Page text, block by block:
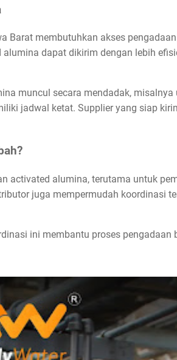
membutuhkan akses
dapat dikirim dengan lebih
muncul secara mendadak,
jadwal ketat. Supplier yang siap
activated alumina, terutama untuk
juga mempermudah koordinasi
ini membantu proses pengadaan